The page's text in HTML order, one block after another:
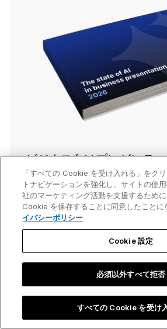
ビジネス向けプレゼンテ
おけるAIの現状 2026
12カ国1,200人のプロフェッショ
プレゼンテーション業務フローで
活用されているかを調査したグロ
レポートを読む
「すべての Cookie を受け入れる」をク
トナビゲーションを強化し、サイトの使
社のマーケティング活動を支援するため
Cookie を保存することに同意したことに
イバシーポリシー
Cookie 設定
必須以外すべて拒否
すべての Cookie を受け